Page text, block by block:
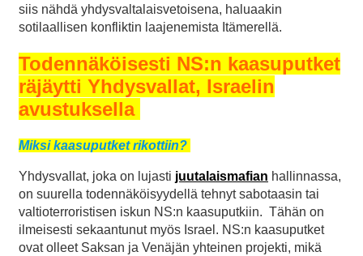
siis nähdä yhdysvaltalaisvetoisena, haluaakin
sotilaallisen konfliktin laajenemista Itämerellä.
Todennäköisesti NS:n kaasuputket
räjäytti Yhdysvallat, Israelin
avustuksella
Miksi kaasuputket rikottiin?
Yhdysvallat, joka on lujasti juutalaismafian hallinnassa,
on suurella todennäköisyydellä tehnyt sabotaasin tai
valtioterroristisen iskun NS:n kaasuputkiin. Tähän on
ilmeisesti sekaantunut myös Israel. NS:n kaasuputket
ovat olleet Saksan ja Venäjän yhteinen projekti, mikä